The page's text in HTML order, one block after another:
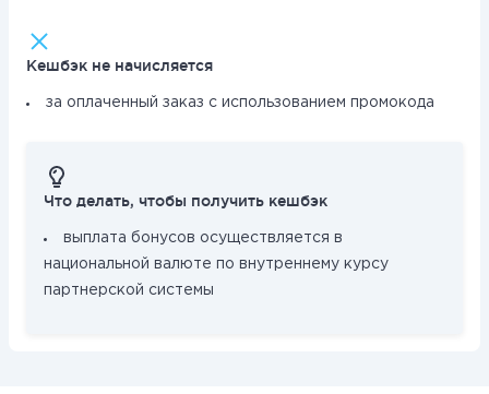
Кешбэк не начисляется
за оплаченный заказ с использованием промокода
Что делать, чтобы получить кешбэк
выплата бонусов осуществляется в
национальной валюте по внутреннему курсу
партнерской системы